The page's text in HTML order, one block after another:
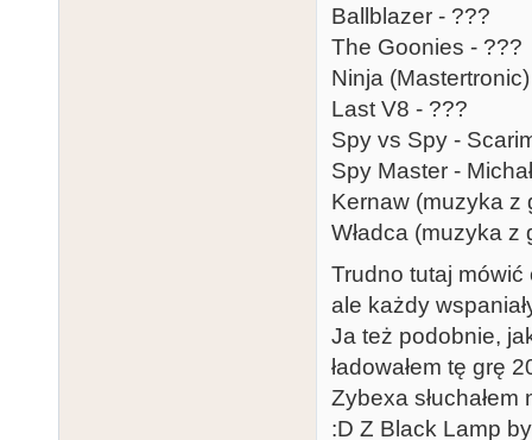
Ballblazer - ???
The Goonies - ???
Ninja
Last V8 - ???
Spy vs Spy -
Spy Master -
Kernaw (muzyka z
Władca (muzyka z
Trudno tutaj mówić
ale każdy
Ja też podobnie,
ładowałem tę grę
Zybexa słuchałem
:D Z Black Lamp